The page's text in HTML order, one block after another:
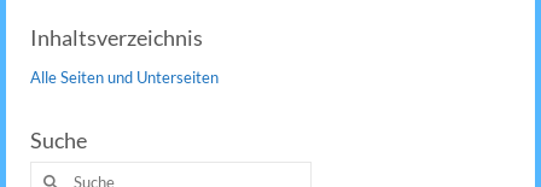
Inhaltsverzeichnis
Alle Seiten und Unterseiten
Suche
Suche